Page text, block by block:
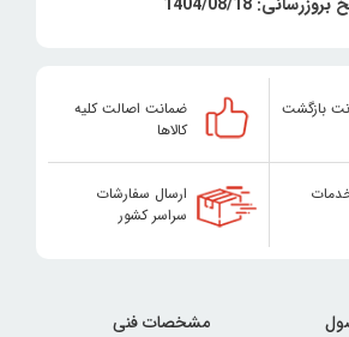
بازگشت
ضمانت اصالت کلیه
کالاها
ارسال سفارشات
سراسر کشور
مشخصات فنی